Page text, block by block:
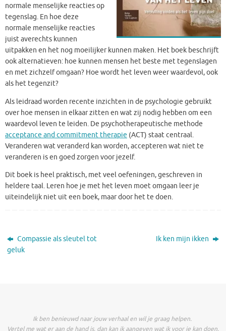
normale menselijke reacties op
tegenslag. En hoe deze
normale menselijke reacties
juist averechts kunnen
uitpakken en het nog moeilijker kunnen maken. Het boek beschrijft
ook alternatieven: hoe kunnen mensen het beste met tegenslagen
en met zichzelf omgaan? Hoe wordt het leven weer waardevol, ook
als het tegenzit?
Als leidraad worden recente inzichten in de psychologie gebruikt
over hoe mensen in elkaar zitten en wat zij nodig hebben om een
waardevol leven te leiden. De psychotherapeutische methode
acceptance and commitment therapie (ACT) staat centraal.
Veranderen wat veranderd kan worden, accepteren wat niet te
veranderen is en goed zorgen voor jezelf.
Dit boek is heel praktisch, met veel oefeningen, geschreven in
heldere taal. Leren hoe je met het leven moet omgaan leer je
uiteindelijk niet uit een boek, maar door het te doen.
Compassie als sleutel tot
geluk
Ik ken mijn ikken
Ik ben benieuwd naar jouw verhaal en wil je graag helpen.
Vertel me wat er aan de hand is, dan kan ik aangeven wat ik voor je kan doen.